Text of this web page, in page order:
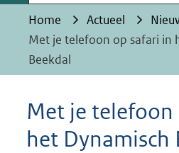
geweigerd.
Home Actueel
Met je telefoon op safari in
Beekdal
Met je telefoon
het Dynamisch